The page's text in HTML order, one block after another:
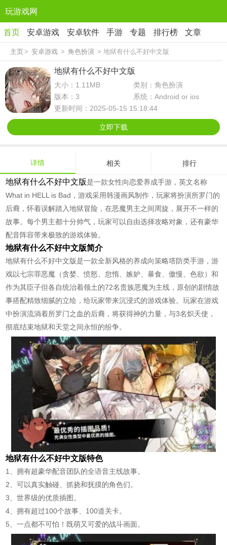
玩游戏网
首页 安卓游戏 安卓软件 手游 专题 排行榜 文章
主页> 安卓游戏 > 角色扮演 > 地狱有什么不好中文版
地狱有什么不好中文版
大小：1.11MB
类别：角色扮演
版本：3
系统：Android or ios
更新时间：2025-05-15 15:18:44
立即下载
详情 相关 排行
地狱有什么不好中文版是一款女性向恋爱养成手游，英文名称
What in HELL is Bad ，游戏采用韩漫画风制作，玩家将扮演所罗门的
后裔，怀着误解踏入地狱冒险，在恶魔男主之间周旋，展开不一样的
故事。每个男主都十分帅气，玩家可以自由选择攻略对象，还有豪华
配音阵容带来极致的游戏体验。
地狱有什么不好中文版简介
地狱有什么不好中文版是一款全新风格的养成向策略塔防类手游，游
戏以七宗罪恶魔（贪婪、愤怒、怠惰、嫉妒、暴食、傲慢、色欲）和
作为其臣子但各自统治着领土的72名贵族恶魔为主线，原创的剧情故
事搭配精致细腻的立绘，给玩家带来沉浸式的游戏体验。玩家在游戏
中扮演流淌着所罗门之血的后裔，将获得神的力量，与3名炽天使，
彻底结束地狱和天堂之间永恒的纷争。
地狱有什么不好中文版特色
1、拥有超豪华配音团队的全语音主线故事。
2、可以真实触碰、抓挠和抚摸的角色们。
3、世界级的优质插图。
4、拥有超过100个故事、100道关卡。
5、一点都不可怕！既萌又可爱的战斗画面。